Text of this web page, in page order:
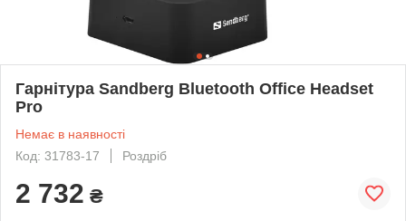
Гарнітура Sandberg Bluetooth Office Headset
Pro
Немає в наявності
Код: 31783-17
Роздріб
2 732 ₴